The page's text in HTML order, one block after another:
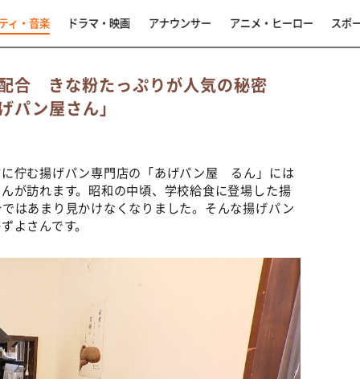
ィ・音楽 ドラマ・映画 アナウンサー アニメ・ヒーロー スポ
合 きな粉たっぷりが人気の秘密
パン屋さん」
佇む揚げパン専門店の「あげパン屋 るん」には
が訪れます。昭和の中頃、学校給食に登場した揚
はあまり見かけなくなりました。そんな揚げパン
よさんです。